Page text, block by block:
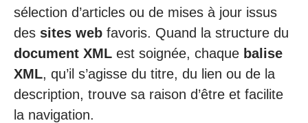
sélection d’articles ou de mises à jour issus
des sites web favoris. Quand la structure du
document XML est soignée, chaque balise
XML, qu’il s’agisse du titre, du lien ou de la
description, trouve sa raison d’être et facilite
la navigation.